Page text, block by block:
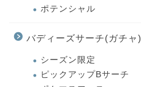
ポテンシャル
バディーズサーチ(ガチャ)
シーズン限定
ピックアップBサーチ